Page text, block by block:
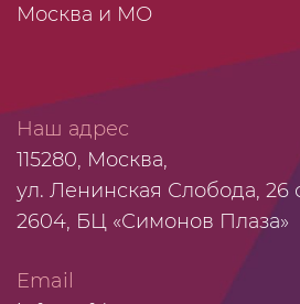
Москва и МО
Наш адрес
115280, Москва,
ул. Ленинская Слобода, 26
2604, БЦ «Симонов Плаза»
Email